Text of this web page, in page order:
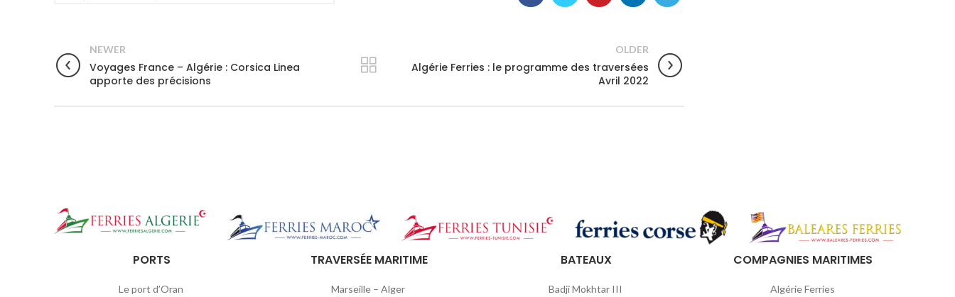
NEWER
Voyages France – Algérie : Corsica Linea
apporte des précisions
OLDER
Algérie Ferries : le programme des traversées
Avril 2022
PORTS
Le port d’Oran
TRAVERSÉE MARITIME
Marseille – Alger
BATEAUX
Badji Mokhtar III
COMPAGNIES MARITIMES
Algérie Ferries